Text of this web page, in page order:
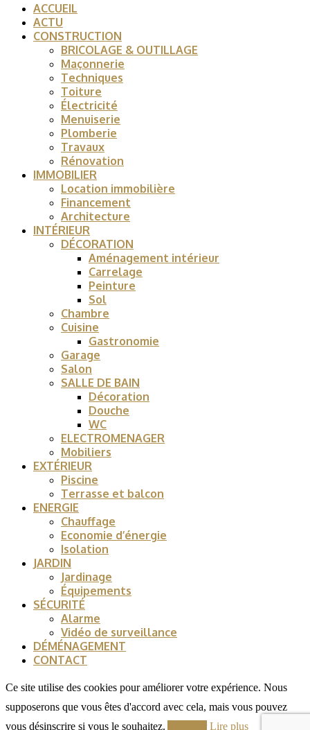
ACCUEIL
ACTU
CONSTRUCTION
BRICOLAGE & OUTILLAGE
Maçonnerie
Techniques
Toiture
Électricité
Menuiserie
Plomberie
Travaux
Rénovation
IMMOBILIER
Location immobilière
Financement
Architecture
INTÉRIEUR
DÉCORATION
Aménagement intérieur
Carrelage
Peinture
Sol
Chambre
Cuisine
Gastronomie
Garage
Salon
SALLE DE BAIN
Décoration
Douche
WC
ELECTROMENAGER
Mobiliers
EXTÉRIEUR
Piscine
Terrasse et balcon
ENERGIE
Chauffage
Economie d’énergie
Isolation
JARDIN
Jardinage
Équipements
SÉCURITÉ
Alarme
Vidéo de surveillance
DÉMÉNAGEMENT
CONTACT
Ce site utilise des cookies pour améliorer votre expérience. Nous
supposerons que vous êtes d'accord avec cela, mais vous pouvez
vous désinscrire si vous le souhaitez.
Lire plus